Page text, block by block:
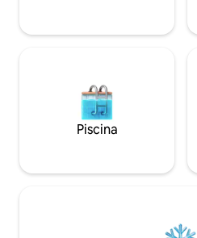
Piscina